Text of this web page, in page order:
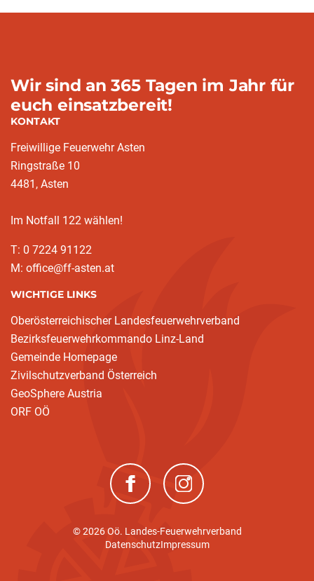
Wir sind an 365 Tagen im Jahr für
euch einsatzbereit!
KONTAKT
Freiwillige Feuerwehr Asten
Ringstraße 10
4481, Asten
Im Notfall 122 wählen!
T: 0 7224 91122
M: office@ff-asten.at
WICHTIGE LINKS
Oberösterreichischer Landesfeuerwehrverband
Bezirksfeuerwehrkommando Linz-Land
Gemeinde Homepage
Zivilschutzverband Österreich
GeoSphere Austria
ORF OÖ
(neues Fenster)(neues Fenster)
© 2026 Oö. Landes-Feuerwehrverband
DatenschutzImpressum